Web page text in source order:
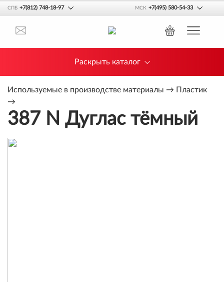
СПБ +7(812) 748-18-97 МСК +7(495) 580-54-33
0
Раскрыть каталог
Используемые в производстве материалы → Пластик
→
387 N Дуглас тёмный